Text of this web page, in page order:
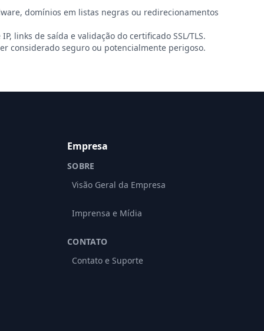
domínios em listas negras ou redirecionamentos
links de saída e validação do certificado SSL/TLS.
considerado seguro ou potencialmente perigoso.
Empresa
SOBRE
Visão Geral da Empresa
Imprensa e Mídia
CONTATO
Contato e Suporte